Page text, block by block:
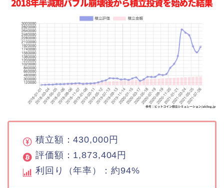
積立額：430,000円
評価額：1,873,404円
利回り（年率）：約94%